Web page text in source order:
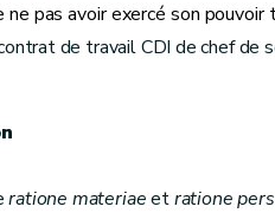
pas avoir exercé son
de travail CDI de chef de
ratione materiaeetratione